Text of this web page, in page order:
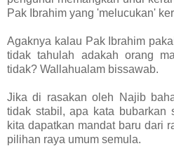
Pak Ibrahim yang 'melucukan'
Agaknya kalau Pak Ibrahim
tidak tahulah adakah orang
tidak? Wallahualam bissawab.
Jika di rasakan oleh Najib
tidak stabil, apa kata bubarkan
kita dapatkan mandat baru dari
pilihan raya umum semula.